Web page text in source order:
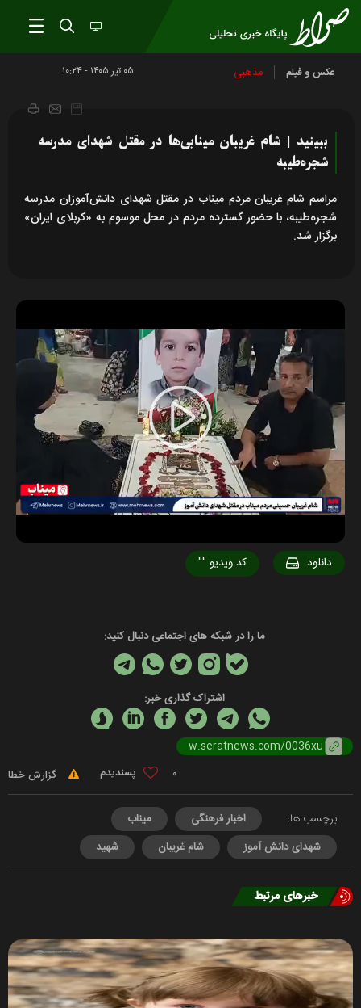
عکس و فیلم مذهبی ۰۵ تير ۱۴۰۵ - ۱۰:۲۴
ببینید | شام غریبان مینابی‌ها در مقتل شهدای مدرسه
شجره‌طیبه
مراسم شام غریبان مردم میناب در مقتل شهدای دانش‌آموزان مدرسه
شجره‌طیبه، با حضور گسترده مردم در محل موسوم به «کربلای ایران»
برگزار شد.
Play
Video
"" کد ویدیو دانلود
ما را در شبکه های اجتماعی دنبال کنید:
اشتراک گذاری خبر:
0 گزارش خطا
برچسب ها: اخبار فرهنگی
میناب
شهدای دانش آموز
شام غریبان شهید
خبرهای مرتبط